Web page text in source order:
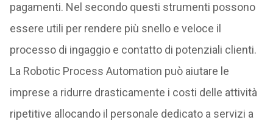
pagamenti. Nel secondo questi strumenti possono
essere utili per rendere più snello e veloce il
processo di ingaggio e contatto di potenziali clienti.
La Robotic Process Automation può aiutare le
imprese a ridurre drasticamente i costi delle attività
ripetitive allocando il personale dedicato a servizi a